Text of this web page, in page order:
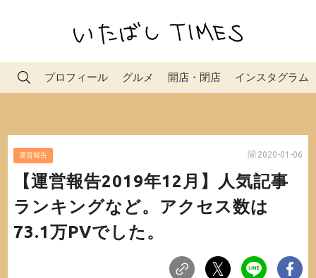
プロフィール グルメ 開店・閉店 インスタグラム
運営報告 2020-01-06
【運営報告2019年12月】人気記事
ランキングなど。アクセス数は
73.1万PVでした。